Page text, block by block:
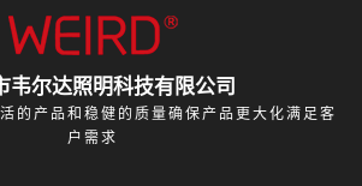
韦尔达照明科技有限公司
的产品和稳健的质量确保产品更大化满足客
户需求